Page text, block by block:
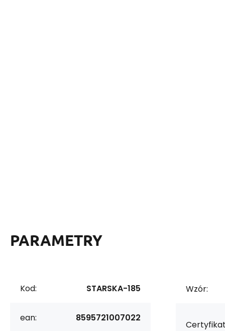
PARAMETRY
Kod: STARSKA-185
ean: 8595721007022
Wzór: